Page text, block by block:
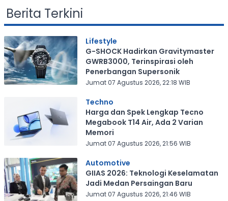
Berita Terkini
Lifestyle
G-SHOCK Hadirkan Gravitymaster
GWRB3000, Terinspirasi oleh
Penerbangan Supersonik
Jumat 07 Agustus 2026, 22:18 WIB
Techno
Harga dan Spek Lengkap Tecno
Megabook T14 Air, Ada 2 Varian
Memori
Jumat 07 Agustus 2026, 21:56 WIB
Automotive
GIIAS 2026: Teknologi Keselamatan
Jadi Medan Persaingan Baru
Jumat 07 Agustus 2026, 21:46 WIB